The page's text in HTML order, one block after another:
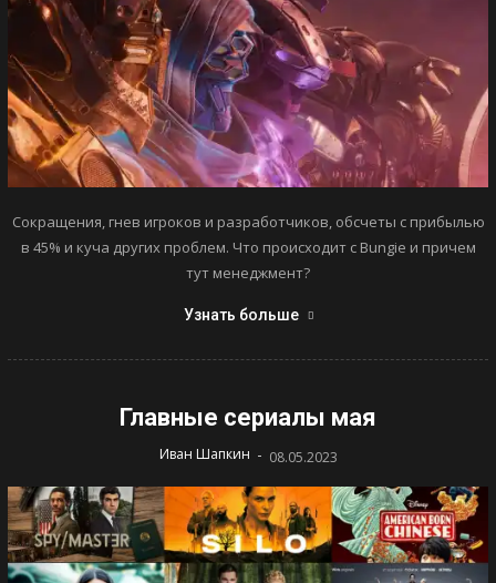
Сокращения, гнев игроков и разработчиков, обсчеты с прибылью
в 45% и куча других проблем. Что происходит с Bungie и причем
тут менеджмент?
Узнать больше
Главные сериалы мая
Иван Шапкин - 08.05.2023